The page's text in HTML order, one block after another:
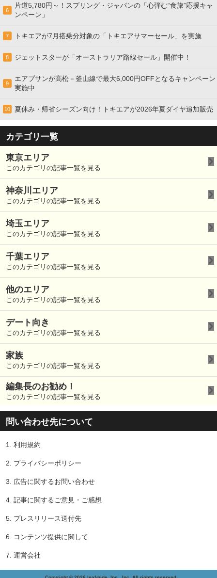
6
片道5,780円～！スプリング・ジャパンの「心弾む“食旅”応援キャ
ンペーン」
7 トキエアが7月搭乗分対象の「トキエアサマーセール」を実施
8 ジェットスターが「オーストラリア路線セール」開催中！
9
エアプサンが高松－釜山線で最大6,000円OFFとなるキャンペーン
実施中
10 夏休み・帰省シーズン向け！トキエアが2026年夏ダイヤ追加販売
カテゴリ一覧
東京エリア
このカテゴリの記事一覧を見る
神奈川エリア
このカテゴリの記事一覧を見る
埼玉エリア
このカテゴリの記事一覧を見る
千葉エリア
このカテゴリの記事一覧を見る
他のエリア
このカテゴリの記事一覧を見る
デート向き
このカテゴリの記事一覧を見る
家族
このカテゴリの記事一覧を見る
編集長のお勧め！
このカテゴリの記事一覧を見る
問い合わせ先について
1. 利用規約
2. プライバシーポリシー
3. 広告に関するお問い合わせ
4. 記事に関するご意見・ご感想
5. プレスリリース送付先
6. コンテンツ提供に関して
7. 運営会社